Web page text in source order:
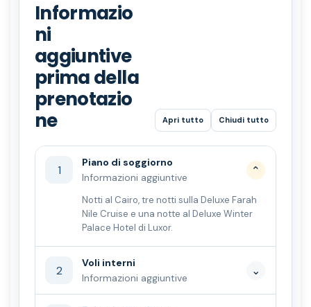
Informazio
ni
aggiuntive
prima della
prenotazio
ne
Apri tutto Chiudi tutto
1
Piano di soggiorno
Informazioni aggiuntive
⌄
Notti al Cairo, tre notti sulla Deluxe Farah
Nile Cruise e una notte al Deluxe Winter
Palace Hotel di Luxor.
2
Voli interni
Informazioni aggiuntive
⌄